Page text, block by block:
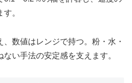
。
数値はレンジで持つ。粉・水・
い手法の安定感を支えます。